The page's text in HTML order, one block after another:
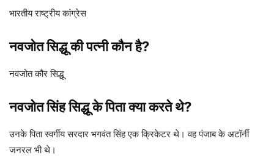
भारतीय राष्ट्रीय कांग्रेस
नवजोत सिद्धू की पत्नी कौन है?
नवजोत कौर सिद्धू
नवजोत सिंह सिद्धू के पिता क्या करते थे?
उनके पिता स्वर्गीय सरदार भगवंत सिंह एक क्रिकेटर थे। वह पंजाब के अटॉर्नी
जनरल भी थे।